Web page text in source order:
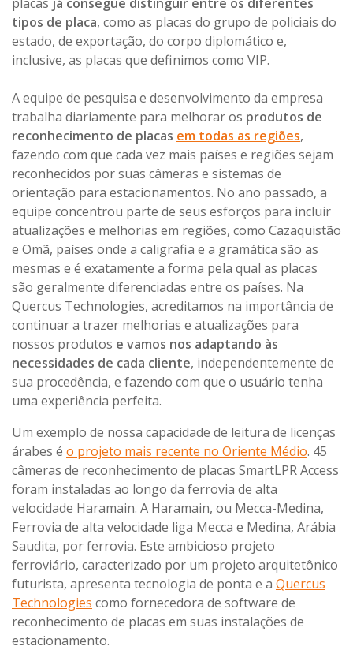
tipos de placa, como as placas do grupo de policiais do
estado, de exportação, do corpo diplomático e,
inclusive, as placas que definimos como VIP.
A equipe de pesquisa e desenvolvimento da empresa
trabalha diariamente para melhorar os produtos de
reconhecimento de placas em todas as regiões,
fazendo com que cada vez mais países e regiões sejam
reconhecidos por suas câmeras e sistemas de
orientação para estacionamentos. No ano passado, a
equipe concentrou parte de seus esforços para incluir
atualizações e melhorias em regiões, como Cazaquistão
e Omã, países onde a caligrafia e a gramática são as
mesmas e é exatamente a forma pela qual as placas
são geralmente diferenciadas entre os países. Na
Quercus Technologies, acreditamos na importância de
continuar a trazer melhorias e atualizações para
nossos produtos e vamos nos adaptando às
necessidades de cada cliente, independentemente de
sua procedência, e fazendo com que o usuário tenha
uma experiência perfeita.
Um exemplo de nossa capacidade de leitura de licenças
árabes é o projeto mais recente no Oriente Médio. 45
câmeras de reconhecimento de placas SmartLPR Access
foram instaladas ao longo da ferrovia de alta
velocidade Haramain. A Haramain, ou Mecca-Medina,
Ferrovia de alta velocidade liga Mecca e Medina, Arábia
Saudita, por ferrovia. Este ambicioso projeto
ferroviário, caracterizado por um projeto arquitetônico
futurista, apresenta tecnologia de ponta e a Quercus
Technologies como fornecedora de software de
reconhecimento de placas em suas instalações de
estacionamento.